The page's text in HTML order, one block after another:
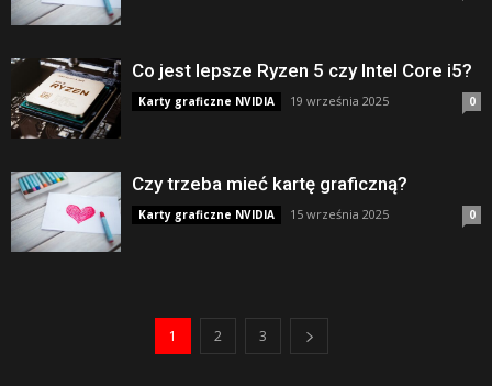
Co jest lepsze Ryzen 5 czy Intel Core i5?
Karty graficzne NVIDIA 19 września 2025 0
Czy trzeba mieć kartę graficzną?
Karty graficzne NVIDIA 15 września 2025 0
1 2 3